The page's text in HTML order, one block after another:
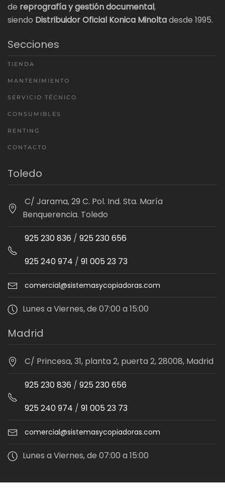
de reprografía y gestión documental,
siendo Distribuidor Oficial Konica Minoltadesde 1995.
Secciones
TIENDA
MANTENIMIENTO
SERVICIO TÉCNICO
CONSUMIBLES
RENTING
CONTACTO
Toledo
C/ Jarama, 29 C. Pol. Ind. Sta. María
Benquerencia. Toledo
925 230 836 / 925 230 656
925 240 974 / 91 005 23 73
comercial@sistemasycopiadoras.com
Lunes a Viernes, de 07:00 a 15:00
Madrid
C/ Princesa, 31, planta 2, puerta 2, 28008, Madrid
925 230 836 / 925 230 656
925 240 974 / 91 005 23 73
comercial@sistemasycopiadoras.com
Lunes a Viernes, de 07:00 a 15:00